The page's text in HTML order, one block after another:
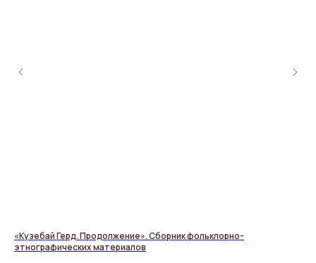
«Кузебай Герд. Продолжение». Сборник фольклорно-
этнографических материалов